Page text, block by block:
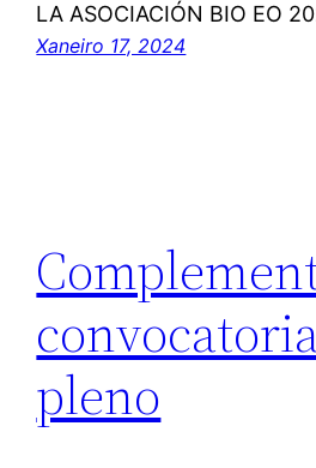
LA ASOCIACIÓN BIO EO
Xaneiro 17, 2024
pleno